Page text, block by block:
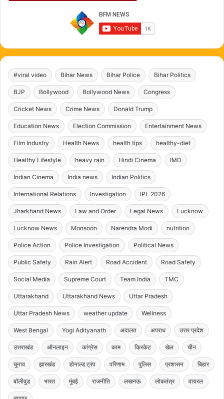
#viral video Bihar News Bihar Police Bihar Politics
BJP Bollywood Bollywood News Congress
Cricket News Crime News Donald Trump
Education News Election Commission Entertainment News
Film Industry Health News health tips healthy-diet
Healthy Lifestyle heavy rain Hindi Cinema IMD
Indian Cinema India news Indian Politics
International Relations Investigation IPL 2026
Jharkhand News Law and Order Legal News Lucknow
Lucknow News Monsoon Narendra Modi nutrition
Police Action Police Investigation Political News
Public Safety Rain Alert Road Accident Road Safety
Social Media Supreme Court Team India TMC
Uttarakhand Uttarakhand News Uttar Pradesh
Uttar Pradesh News weather update Wellness
West Bengal Yogi Adityanath अदालत अपराध उत्तर प्रदेश
उत्तराखंड ऑनलाइन कांग्रेस काम क्रिकेट खेल चीन
चुनाव झारखंड डोनाल्ड ट्रंप परिणाम पुलिस प्रशासन बिहार
बॉलीवुड भारत मुंबई राजनीति लखनऊ लोकतंत्र वायरल